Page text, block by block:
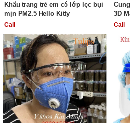
Khẩu trang trẻ em có lớp lọc bụi
mịn PM2.5 Hello Kitty
Call
3D
Call